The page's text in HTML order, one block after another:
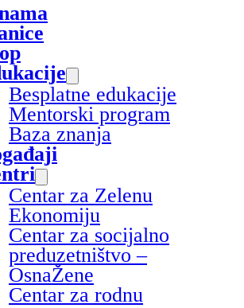
Besplatne edukacije
Mentorski program
Baza znanja
Centar za Zelenu
Ekonomiju
Centar za socijalno
preduzetništvo –
OsnaŽene
Centar za rodnu